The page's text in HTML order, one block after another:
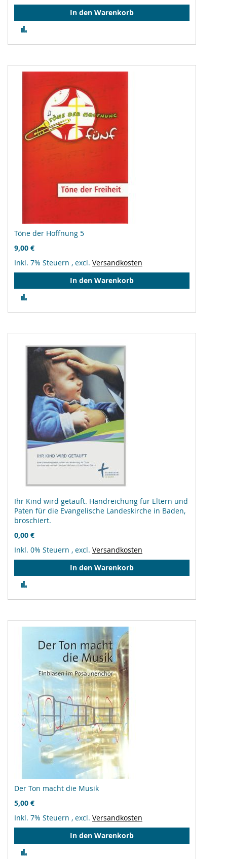
In den Warenkorb
hinzufügen
Töne der Hoffnung 5
9,00 €
Inkl. 7% Steuern , excl. Versandkosten
In den Warenkorb
hinzufügen
Ihr Kind wird getauft. Handreichung für Eltern und
Paten für die Evangelische Landeskirche in Baden,
broschiert.
0,00 €
Inkl. 0% Steuern , excl. Versandkosten
In den Warenkorb
hinzufügen
Der Ton macht die Musik
5,00 €
Inkl. 7% Steuern , excl. Versandkosten
In den Warenkorb